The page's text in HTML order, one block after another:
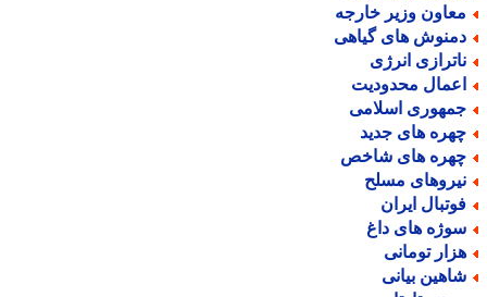
وزیر خارجه
های گیاهی
انرژی
محدودیت
اسلامی
های جدید
های شاخص
مسلح
ایران
های داغ
تومانی
بیانی